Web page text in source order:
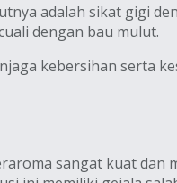
adalah sikat gigi
dengan bau mulut.
kebersihan serta
sangat kuat